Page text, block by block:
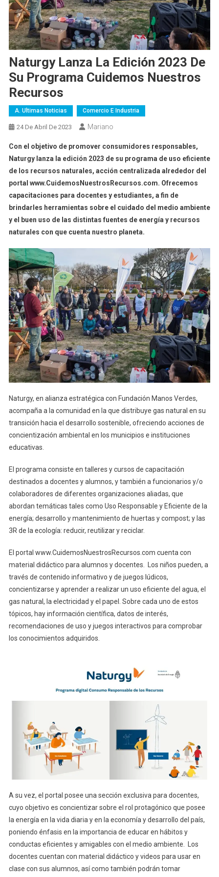
Naturgy Lanza La Edición 2023 De
Su Programa Cuidemos Nuestros
Recursos
A. Ultimas Noticias Comercio E Industria
24 De Abril De 2023 Mariano
Con el objetivo de promover consumidores responsables,
Naturgy lanza la edición 2023 de su programa de uso eficiente
de los recursos naturales, acción centralizada alrededor del
portal www.CuidemosNuestrosRecursos.com. Ofrecemos
capacitaciones para docentes y estudiantes, a fin de
brindarles herramientas sobre el cuidado del medio ambiente
y el buen uso de las distintas fuentes de energía y recursos
naturales con que cuenta nuestro planeta.
Naturgy, en alianza estratégica con Fundación Manos Verdes,
acompaña a la comunidad en la que distribuye gas natural en su
transición hacia el desarrollo sostenible, ofreciendo acciones de
concientización ambiental en los municipios e instituciones
educativas.
El programa consiste en talleres y cursos de capacitación
destinados a docentes y alumnos, y también a funcionarios y/o
colaboradores de diferentes organizaciones aliadas, que
abordan temáticas tales como Uso Responsable y Eficiente de la
energía; desarrollo y mantenimiento de huertas y compost; y las
3R de la ecología: reducir, reutilizar y reciclar.
El portal www.CuidemosNuestrosRecursos.com cuenta con
material didáctico para alumnos y docentes. Los niños pueden, a
través de contenido informativo y de juegos lúdicos,
concientizarse y aprender a realizar un uso eficiente del agua, el
gas natural, la electricidad y el papel. Sobre cada uno de estos
tópicos, hay información científica, datos de interés,
recomendaciones de uso y juegos interactivos para comprobar
los conocimientos adquiridos.
A su vez, el portal posee una sección exclusiva para docentes,
cuyo objetivo es concientizar sobre el rol protagónico que posee
la energía en la vida diaria y en la economía y desarrollo del país,
poniendo énfasis en la importancia de educar en hábitos y
conductas eficientes y amigables con el medio ambiente. Los
docentes cuentan con material didáctico y videos para usar en
clase con sus alumnos, así como también podrán tomar